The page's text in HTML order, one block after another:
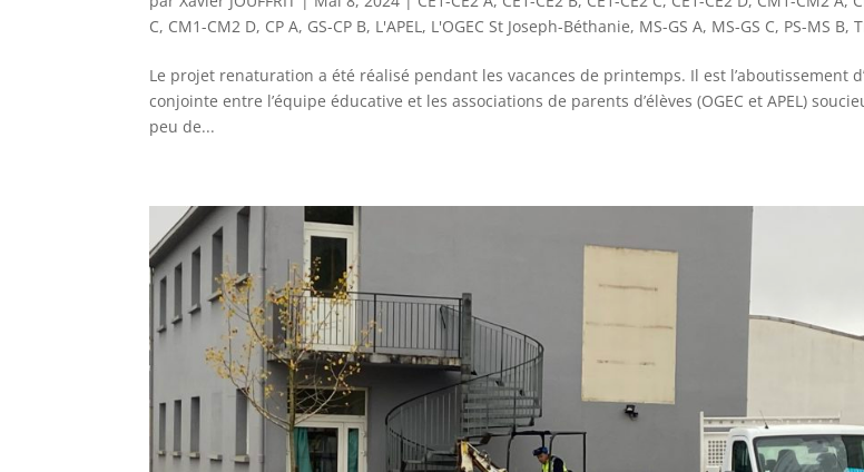
C, CM1-CM2 D, CP A, GS-CP B, L'APEL, L'OGEC St Joseph-Béthanie, MS-GS A, MS-GS C, PS-MS B,
Le projet renaturation a été réalisé pendant les vacances de printemps. Il est l’aboutissement
conjointe entre l’équipe éducative et les associations de parents d’élèves (OGEC et APEL)
peu de...